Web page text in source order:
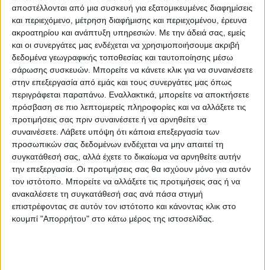
αποστέλλονται από μια συσκευή για εξατομικευμένες διαφημίσεις
και περιεχόμενο, μέτρηση διαφήμισης και περιεχομένου, έρευνα
ακροατηρίου και ανάπτυξη υπηρεσιών. Με την άδειά σας, εμείς
και οι συνεργάτες μας ενδέχεται να χρησιμοποιήσουμε ακριβή
δεδομένα γεωγραφικής τοποθεσίας και ταυτοποίησης μέσω
σάρωσης συσκευών. Μπορείτε να κάνετε κλικ για να συναινέσετε
στην επεξεργασία από εμάς και τους συνεργάτες μας όπως
περιγράφεται παραπάνω. Εναλλακτικά, μπορείτε να αποκτήσετε
πρόσβαση σε πιο λεπτομερείς πληροφορίες και να αλλάξετε τις
προτιμήσεις σας πριν συναινέσετε ή να αρνηθείτε να
συναινέσετε. Λάβετε υπόψη ότι κάποια επεξεργασία των
προσωπικών σας δεδομένων ενδέχεται να μην απαιτεί τη
συγκατάθεσή σας, αλλά έχετε το δικαίωμα να αρνηθείτε αυτήν
την επεξεργασία. Οι προτιμήσεις σας θα ισχύουν μόνο για αυτόν
τον ιστότοπο. Μπορείτε να αλλάξετε τις προτιμήσεις σας ή να
ανακαλέσετε τη συγκατάθεσή σας ανά πάσα στιγμή
επιστρέφοντας σε αυτόν τον ιστότοπο και κάνοντας κλικ στο
κουμπί "Απορρήτου" στο κάτω μέρος της ιστοσελίδας.
ΠΑΡΟΜΟΙΑ ΑΡΘΡΑ